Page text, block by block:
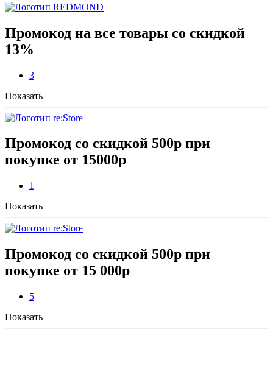
Промокод на все товары со скидкой
13%
3
Показать
Промокод со скидкой 500р при
покупке от 15000р
1
Показать
Промокод со скидкой 500р при
покупке от 15 000р
5
Показать